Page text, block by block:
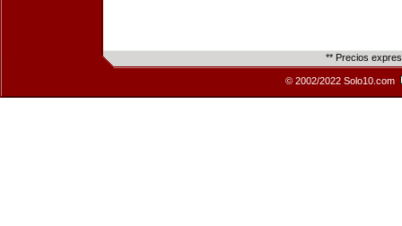
** Precios
© 2002/2022 Solo10.com